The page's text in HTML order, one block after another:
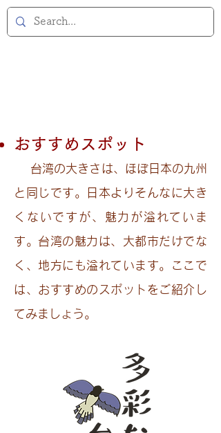
おすすめスポット
台湾の大きさは、ほぼ日本の九州
と同じです。日本よ りそんなに大き
くないですが、魅力が溢れていま
す。台湾の魅力は、大都市だけでな
く、地方にも溢れています。ここで
は、おすすめのスポットをご紹介し
てみましょう。